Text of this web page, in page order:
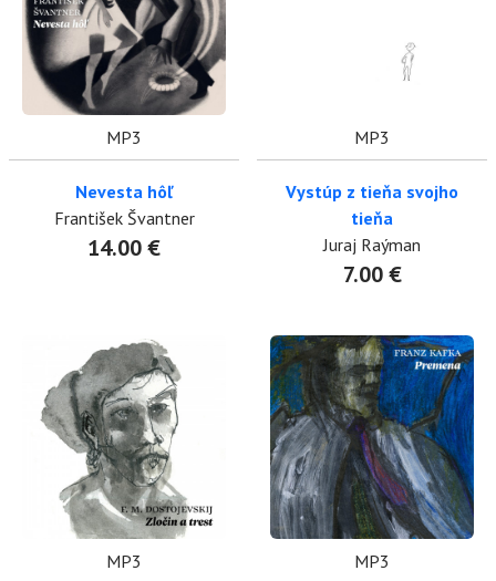
MP3
Nevesta hôľ
František Švantner
14.00 €
MP3
Vystúp z tieňa svojho
tieňa
Juraj Raýman
7.00 €
MP3 MP3